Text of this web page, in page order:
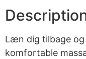
Læn dig tilbage
komfortable